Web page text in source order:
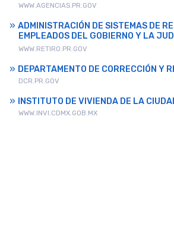
WWW.AGENCIAS.PR.GOV
ADMINISTRACIÓN DE SISTEMAS DE
EMPLEADOS DEL GOBIERNO Y LA
WWW.RETIRO.PR.GOV
DEPARTAMENTO DE CORRECCIÓN Y
DCR.PR.GOV
INSTITUTO DE VIVIENDA DE LA
WWW.INVI.CDMX.GOB.MX